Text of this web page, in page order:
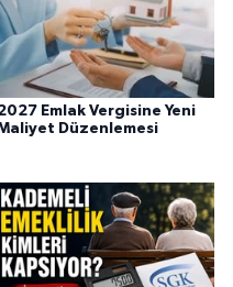
Emlak Vergisine Yeni
Düzenlemesi